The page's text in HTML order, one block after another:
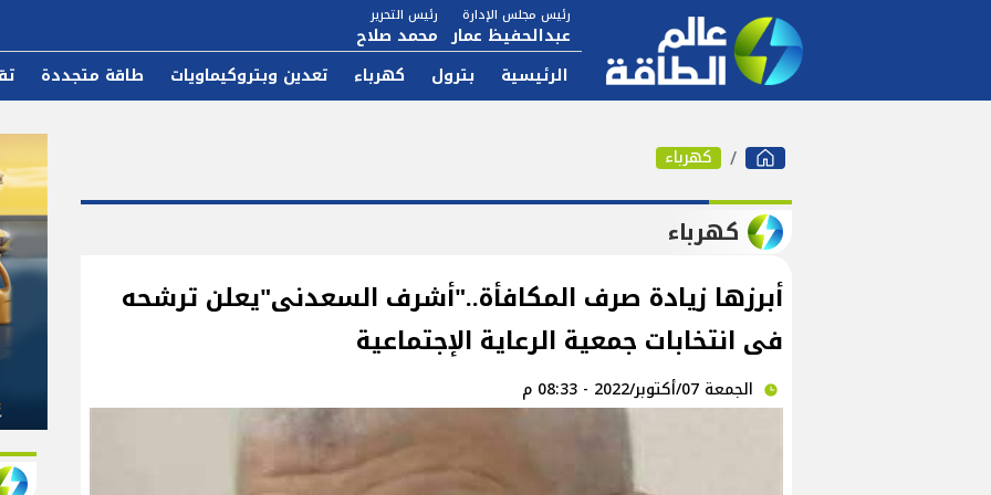
رئيس مجلس الإدارة
عبدالحفيظ عمار
رئيس التحرير
محمد صلاح
الرئيسية بترول كهرباء تعدين وبتروكيماويات طاقة متجددة
كهرباء
كهرباء
أبرزها زيادة صرف المكافأة.."أشرف السعدنى"يعلن ترشحه
فى انتخابات جمعية الرعاية الإجتماعية
الجمعة 07/أكتوبر/2022 - 08:33 م